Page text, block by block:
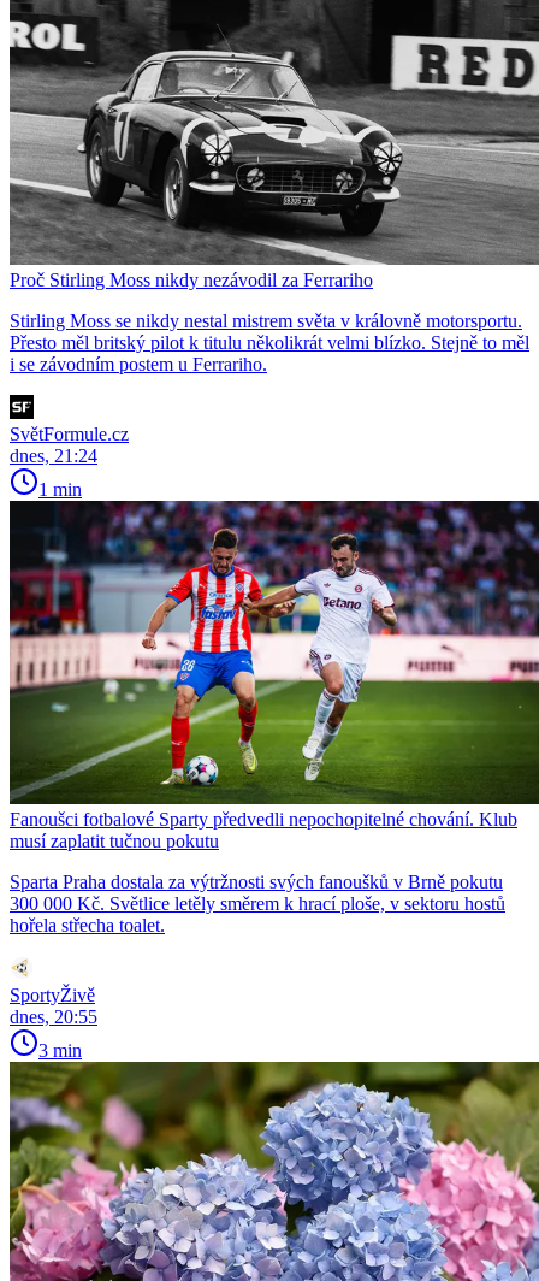
Proč Stirling Moss nikdy nezávodil za Ferrariho
Stirling Moss se nikdy nestal mistrem světa v královně motorsportu.
Přesto měl britský pilot k titulu několikrát velmi blízko. Stejně to měl
i se závodním postem u Ferrariho.
SvětFormule.cz
dnes, 21:24
1 min
Fanoušci fotbalové Sparty předvedli nepochopitelné chování. Klub
musí zaplatit tučnou pokutu
Sparta Praha dostala za výtržnosti svých fanoušků v Brně pokutu
300 000 Kč. Světlice letěly směrem k hrací ploše, v sektoru hostů
hořela střecha toalet.
SportyŽivě
dnes, 20:55
3 min